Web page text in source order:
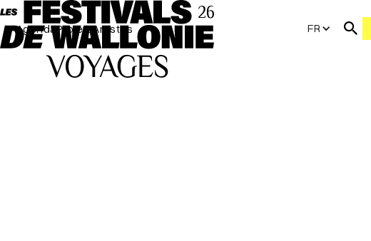
AgendaProjetsArtistes FR